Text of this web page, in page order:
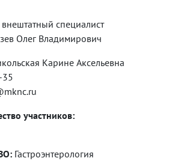
Олег Владимирович
Никольская Карине Аксельевна
35
участников:
Гастроэнтерология